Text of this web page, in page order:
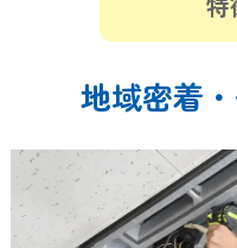
地域密着